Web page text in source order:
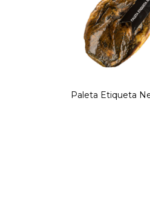
Paleta Etiqueta